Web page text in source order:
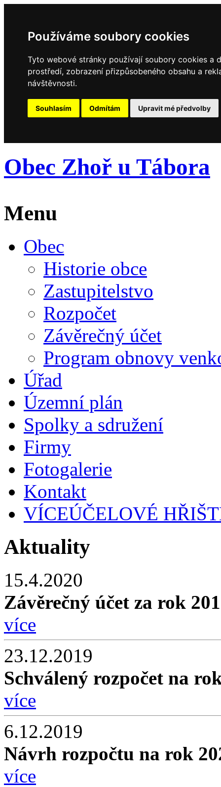
Používáme soubory cookies
Tyto webové stránky používají soubory cookies a
prostředí, zobrazení přizpůsobeného obsahu a
návštěvnosti.
Souhlasím Odmítám Upravit mé předvolby
Obec Zhoř u Tábora
Menu
Obec
Historie obce
Zastupitelstvo
Rozpočet
Závěrečný účet
Program obnovy
Úřad
Územní plán
Spolky a sdružení
Firmy
Fotogalerie
Kontakt
VÍCEÚČELOVÉ
Aktuality
15.4.2020
Závěrečný účet za rok
více
23.12.2019
Schválený rozpočet na
více
6.12.2019
Návrh rozpočtu na rok
více